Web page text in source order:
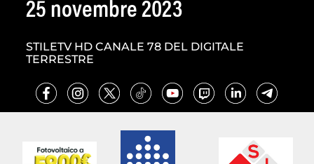
25 novembre 2023
STILETV HD CANALE 78 DEL DIGITALE
TERRESTRE